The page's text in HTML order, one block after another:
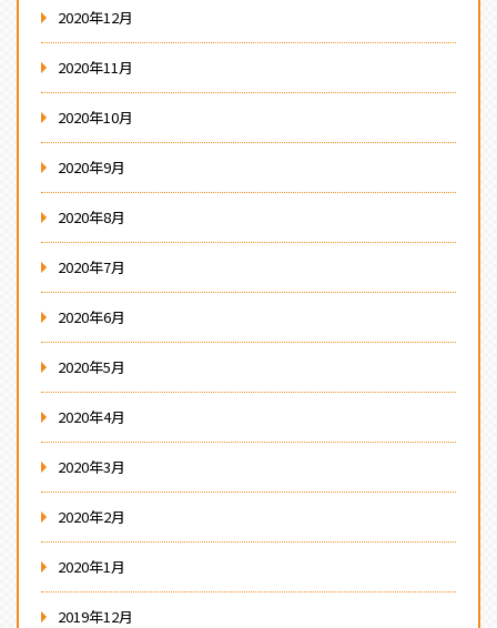
2020年12月
2020年11月
2020年10月
2020年9月
2020年8月
2020年7月
2020年6月
2020年5月
2020年4月
2020年3月
2020年2月
2020年1月
2019年12月